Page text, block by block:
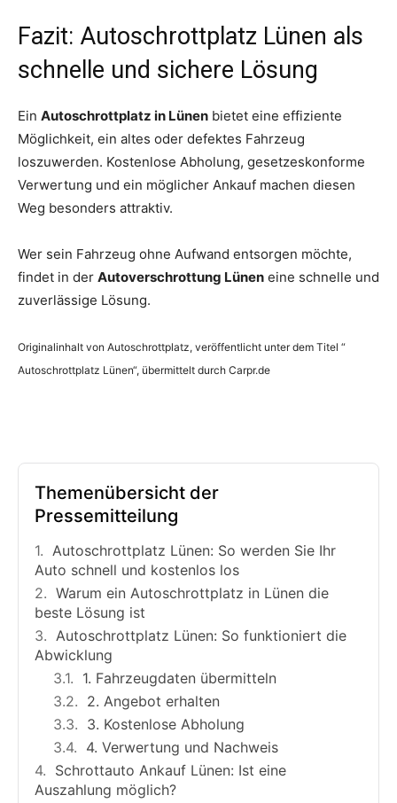
Fazit: Autoschrottplatz Lünen als
schnelle und sichere Lösung
Ein Autoschrottplatz in Lünen bietet eine effiziente
Möglichkeit, ein altes oder defektes Fahrzeug
loszuwerden. Kostenlose Abholung, gesetzeskonforme
Verwertung und ein möglicher Ankauf machen diesen
Weg besonders attraktiv.
Wer sein Fahrzeug ohne Aufwand entsorgen möchte,
findet in der Autoverschrottung Lünen eine schnelle und
zuverlässige Lösung.
Originalinhalt von Autoschrottplatz, veröffentlicht unter dem Titel “
Autoschrottplatz Lünen“, übermittelt durch Carpr.de
Themenübersicht der
Pressemitteilung
Autoschrottplatz Lünen: So werden Sie Ihr
Auto schnell und kostenlos los
Warum ein Autoschrottplatz in Lünen die
beste Lösung ist
Autoschrottplatz Lünen: So funktioniert die
Abwicklung
1. Fahrzeugdaten übermitteln
2. Angebot erhalten
3. Kostenlose Abholung
4. Verwertung und Nachweis
Schrottauto Ankauf Lünen: Ist eine
Auszahlung möglich?